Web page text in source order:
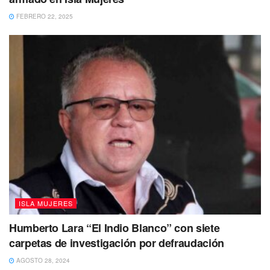
FEBRERO 22, 2025
ISLA MUJERES
Humberto Lara “El Indio Blanco” con siete
carpetas de investigación por defraudación
AGOSTO 28, 2024